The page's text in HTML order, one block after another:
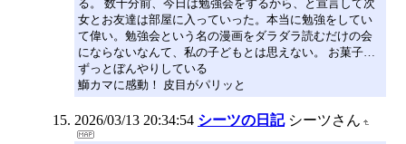
る。 数十分前、今日は勉強会をするから、と宣言して次
女とお友達は部屋に入っていった。本当に勉強をしてい
て偉い。勉強会という名の漫画をダラダラ読むだけの会
にならないなんて、私の子どもとは思えない。 お菓子…
ずっとぼんやりしている
鰤カマに感動！ 皮目がパリッと
2026/03/13 20:34:54 シーツの日記 シーツさん